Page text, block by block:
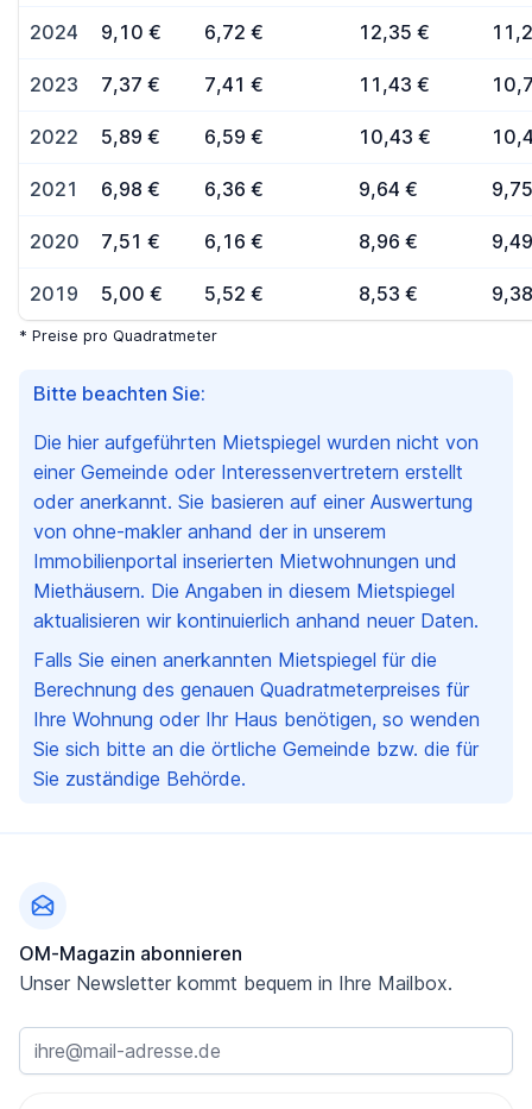
Bitte beachten Sie:
Die hier aufgeführten Mietspiegel wurden nicht von
einer Gemeinde oder Interessenvertretern erstellt
oder anerkannt. Sie basieren auf einer Auswertung
von ohne-makler anhand der in unserem
Immobilienportal inserierten Mietwohnungen und
Miethäusern. Die Angaben in diesem Mietspiegel
aktualisieren wir kontinuierlich anhand neuer Daten.
Falls Sie einen anerkannten Mietspiegel für die
Berechnung des genauen Quadratmeterpreises für
Ihre Wohnung oder Ihr Haus benötigen, so wenden
Sie sich bitte an die örtliche Gemeinde bzw. die für
Sie zuständige Behörde.
2024 9,10 € 6,72 € 12,35 €
2023 7,37 € 7,41 € 11,43 €
2022 5,89 € 6,59 € 10,43 €
2021 6,98 € 6,36 € 9,64 €
2020 7,51 € 6,16 € 8,96 €
2019 5,00 € 5,52 € 8,53 €
* Preise pro Quadratmeter
OM-Magazin abonnieren
Unser Newsletter kommt bequem in Ihre Mailbox.